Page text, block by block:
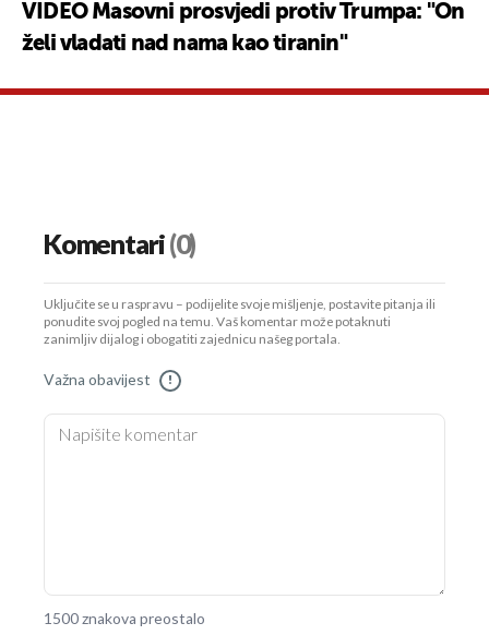
VIDEO Masovni prosvjedi protiv Trumpa: "On
želi vladati nad nama kao tiranin"
Komentari(0)
Uključite se u raspravu – podijelite svoje mišljenje, postavite pitanja ili
ponudite svoj pogled na temu. Vaš komentar može potaknuti
zanimljiv dijalog i obogatiti zajednicu našeg portala.
Važna obavijest !
1500 znakova preostalo